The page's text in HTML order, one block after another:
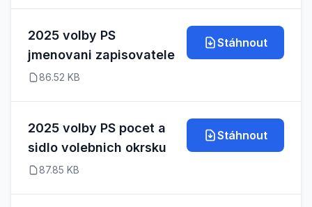
2025 volby PS
jmenovani zapisovatele
86.52 KB
Stáhnout
2025 volby PS pocet a
sidlo volebnich okrsku
87.85 KB
Stáhnout